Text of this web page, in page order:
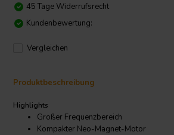
45 Tage Widerrufsrecht
Kundenbewertung:
Vergleichen
Produktbeschreibung
Highlights
Großer Frequenzbereich
Kompakter Neo-Magnet-Motor